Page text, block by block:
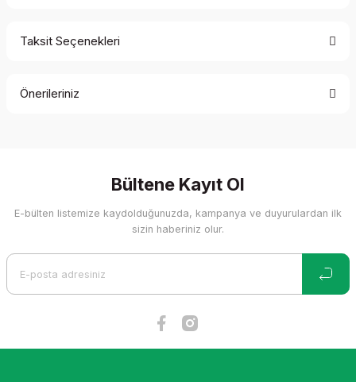
Taksit Seçenekleri
Önerileriniz
Görüş ve önerileriniz için teşekkür ederiz.
Ürün resmi kalitesiz, bozuk veya görüntülenemiyor.
Bültene Kayıt Ol
E-bülten listemize kaydolduğunuzda, kampanya ve duyurulardan ilk
sizin haberiniz olur.